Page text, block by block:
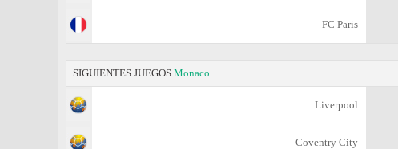
FC Paris
SIGUIENTES JUEGOS Monaco
Liverpool
Coventry City